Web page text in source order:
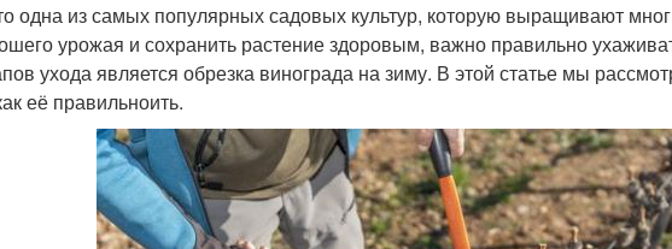
одна из самых популярных садовых культур, которую выращивают
урожая и сохранить растение здоровым, важно правильно
ухода является обрезка винограда на зиму. В этой статье мы
её правильноить.